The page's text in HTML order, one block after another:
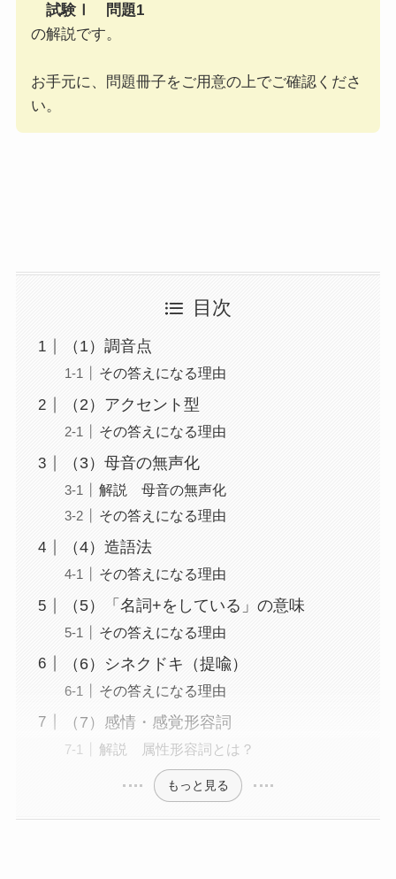
試験Ⅰ 問題1
の解説です。
お手元に、問題冊子をご用意の上でご確認くださ
い。
目次
（1）調音点
その答えになる理由
（2）アクセント型
その答えになる理由
（3）母音の無声化
解説 母音の無声化
その答えになる理由
（4）造語法
その答えになる理由
（5）「名詞+をしている」の意味
その答えになる理由
（6）シネクドキ（提喩）
その答えになる理由
（7）感情・感覚形容詞
解説 属性形容詞とは？
もっと見る